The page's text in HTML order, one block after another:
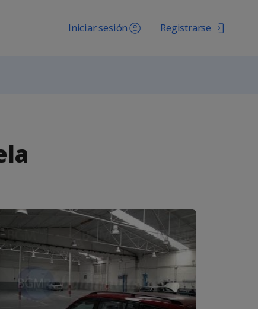
Registrarse
Iniciar sesión